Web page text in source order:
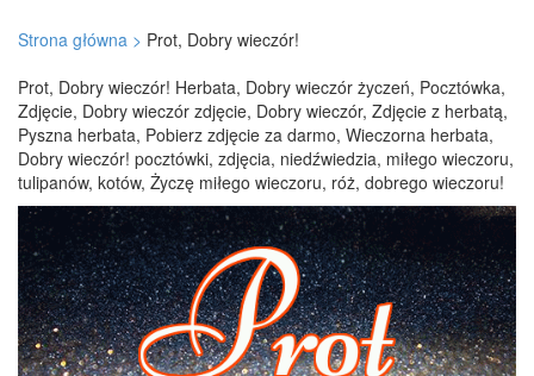
Strona główna > Prot, Dobry wieczór!
Prot, Dobry wieczór! Herbata, Dobry wieczór życzeń, Pocztówka,
Zdjęcie, Dobry wieczór zdjęcie, Dobry wieczór, Zdjęcie z herbatą,
Pyszna herbata, Pobierz zdjęcie za darmo, Wieczorna herbata,
Dobry wieczór! pocztówki, zdjęcia, niedźwiedzia, miłego wieczoru,
tulipanów, kotów, Życzę miłego wieczoru, róż, dobrego wieczoru!